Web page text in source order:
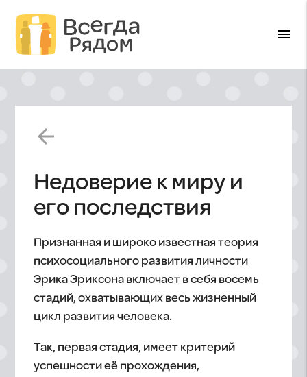
menu
arrow_back
Недоверие к миру и
его последствия
Признанная и широко известная теория
психосоциального развития личности
Эрика Эриксона включает в себя восемь
стадий, охватывающих весь жизненный
цикл развития человека.
Так, первая стадия, имеет критерий
успешности её прохождения,